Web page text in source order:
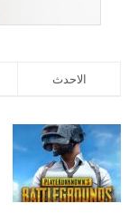
الاحدث